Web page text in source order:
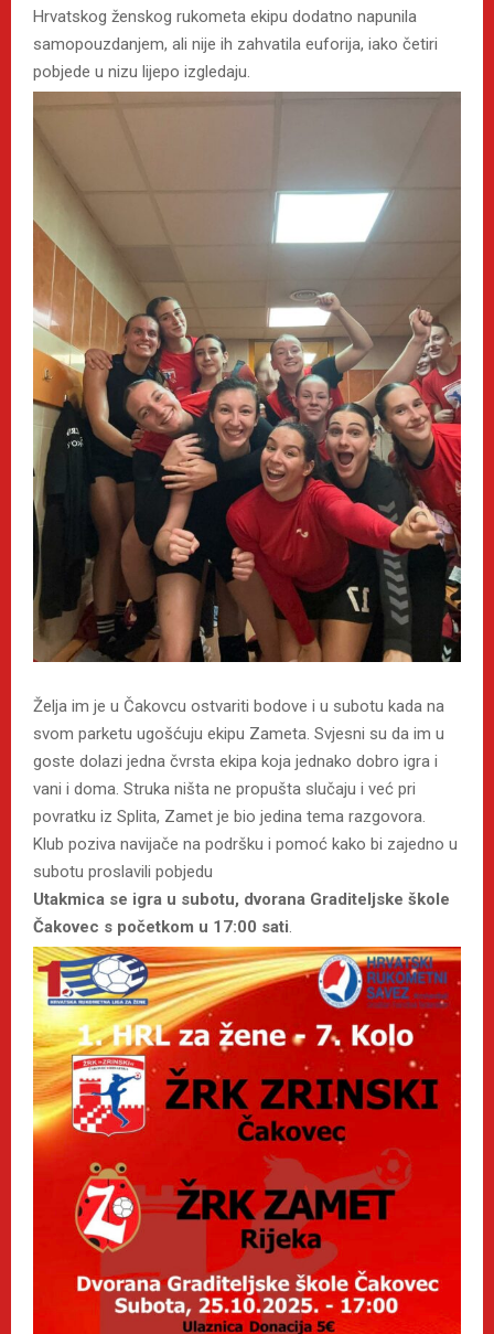
Hrvatskog ženskog rukometa ekipu dodatno napunila
samopouzdanjem, ali nije ih zahvatila euforija, iako četiri
pobjede u nizu lijepo izgledaju.
Želja im je u Čakovcu ostvariti bodove i u subotu kada na
svom parketu ugošćuju ekipu Zameta. Svjesni su da im u
goste dolazi jedna čvrsta ekipa koja jednako dobro igra i
vani i doma. Struka ništa ne propušta slučaju i već pri
povratku iz Splita, Zamet je bio jedina tema razgovora.
Klub poziva navijače na podršku i pomoć kako bi zajedno u
subotu proslavili pobjedu
Utakmica se igra u subotu, dvorana Graditeljske škole
Čakovec s početkom u 17:00 sati.